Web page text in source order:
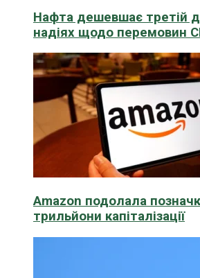
Нафта дешевшає третій
надіях щодо перемовин
Amazon подолала
трильйони капіталізації